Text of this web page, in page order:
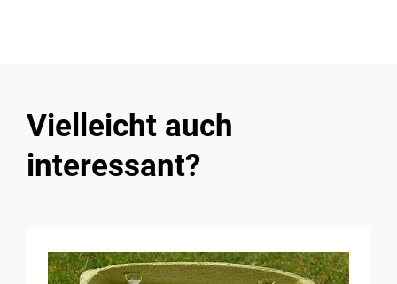
Vielleicht auch
interessant?